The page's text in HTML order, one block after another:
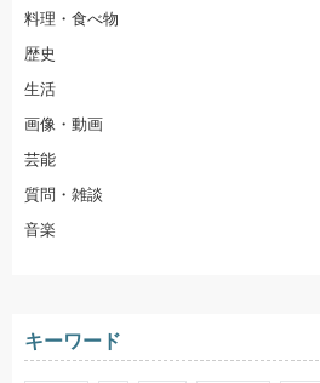
料理・食べ物
歴史
生活
画像・動画
芸能
質問・雑談
音楽
キーワード